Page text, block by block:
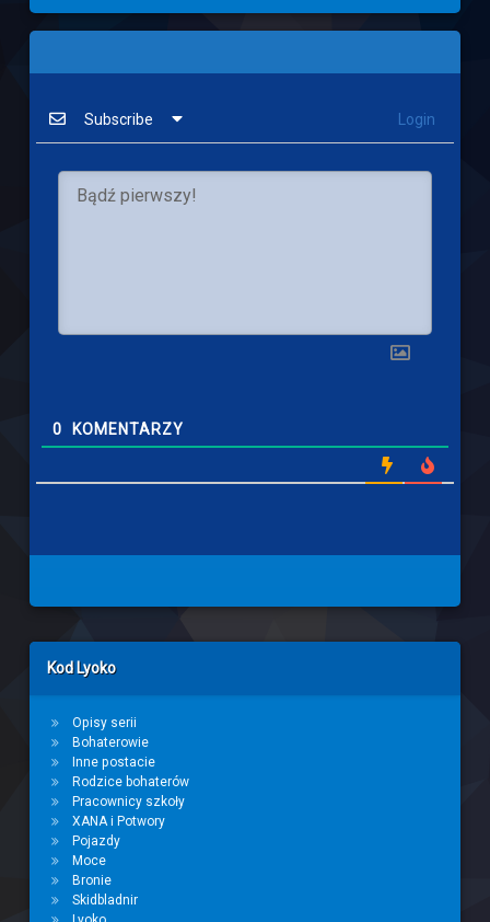
Subscribe Login
0 KOMENTARZY
Left Sidebar
Kod Lyoko
Opisy serii
Bohaterowie
Inne postacie
Rodzice bohaterów
Pracownicy szkoły
XANA i Potwory
Pojazdy
Moce
Bronie
Skidbladnir